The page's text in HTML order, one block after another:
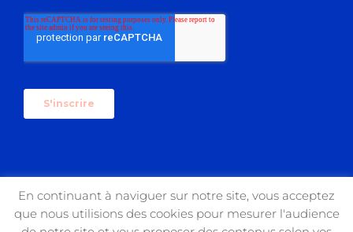
Copyright 2017 USIN'ART | All Rights Reserved
En continuant à naviguer sur notre site, vous acceptez
que nous utilisions des cookies pour mesurer l'audience